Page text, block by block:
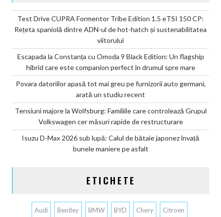
Test Drive CUPRA Formentor Tribe Edition 1.5 eTSI 150 CP:
Rețeta spaniolă dintre ADN-ul de hot-hatch și sustenabilitatea
viitorului
Escapada la Constanța cu Omoda 9 Black Edition: Un flagship
hibrid care este companion perfect în drumul spre mare
Povara datoriilor apasă tot mai greu pe furnizorii auto germani,
arată un studiu recent
Tensiuni majore la Wolfsburg: Familiile care controlează Grupul
Volkswagen cer măsuri rapide de restructurare
Isuzu D-Max 2026 sub lupă: Calul de bătaie japonez învață
bunele maniere pe asfalt
ETICHETE
Audi Bentley BMW BYD Chery Citroen